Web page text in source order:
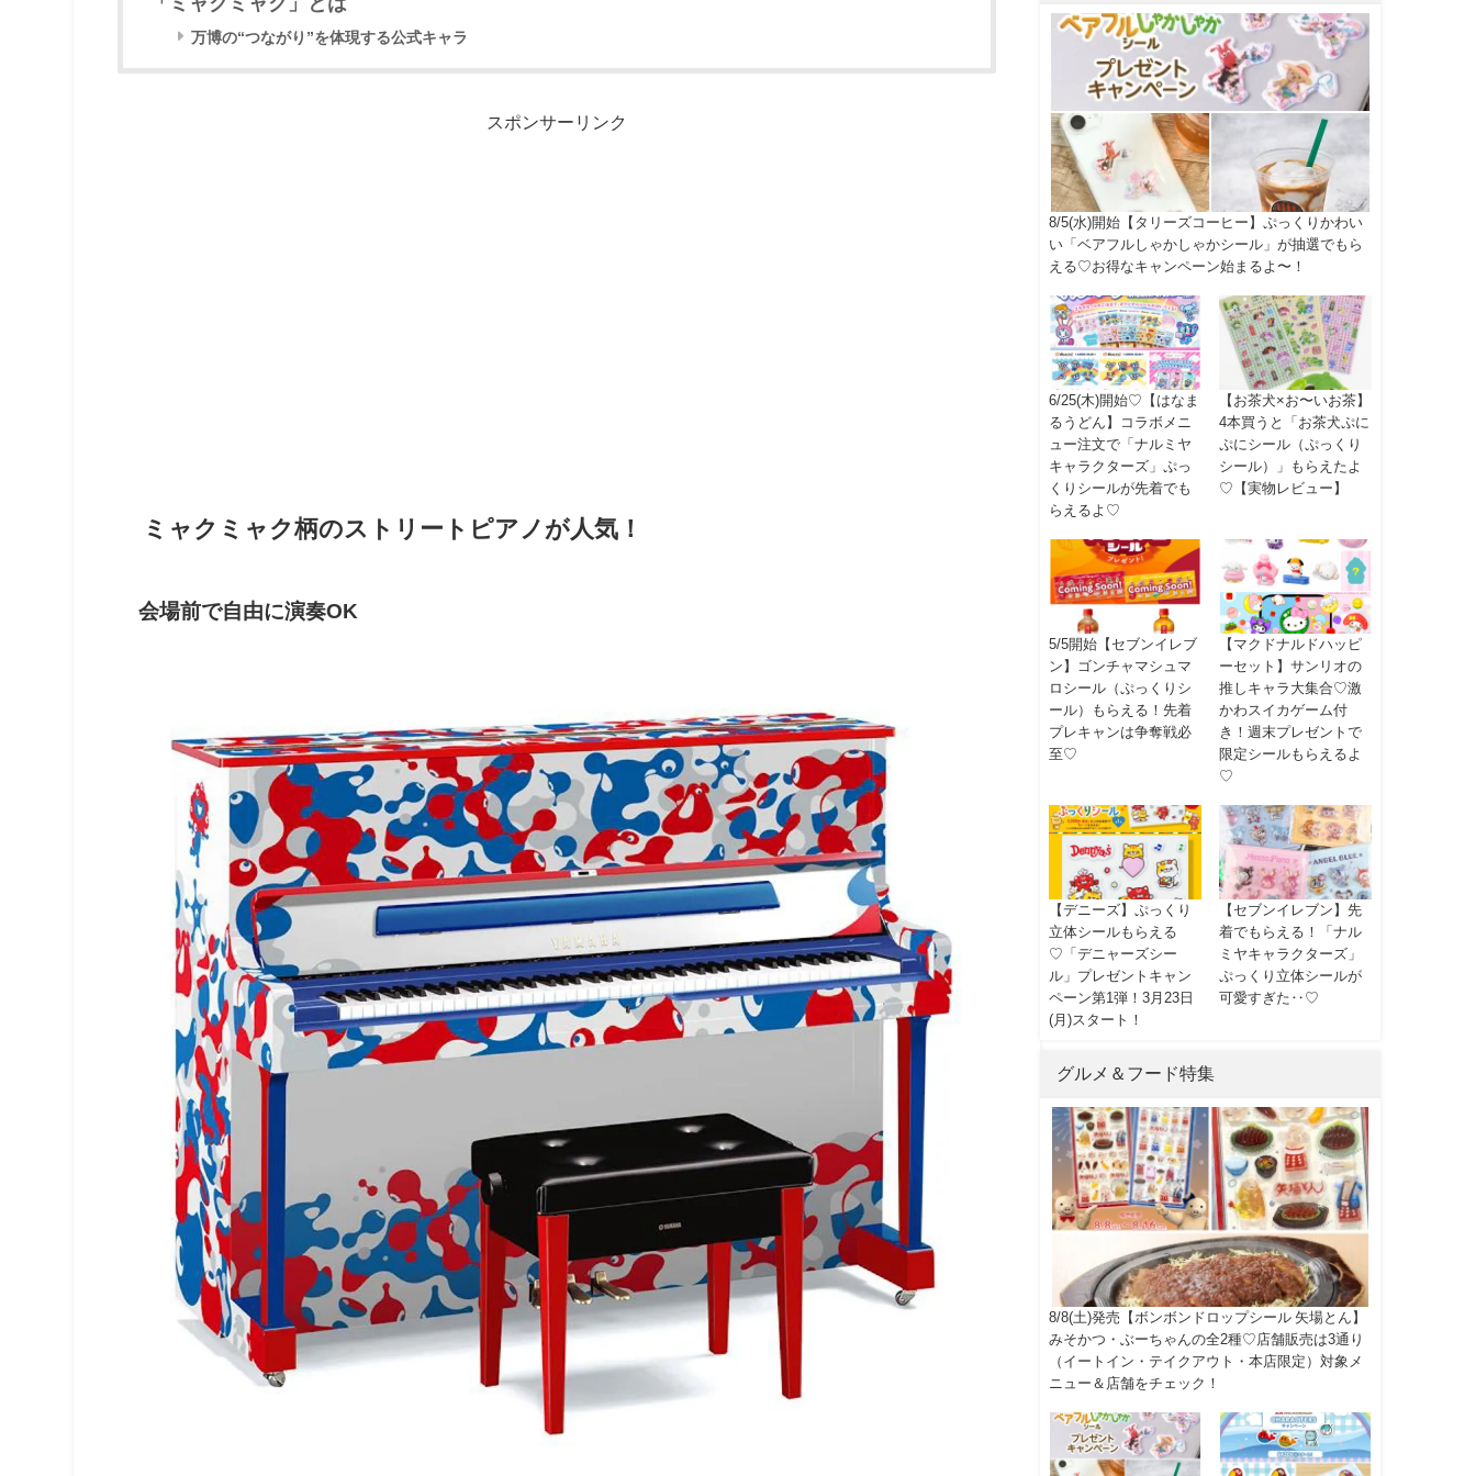
万博の“つながり”を体現する公式キャラ
スポンサーリンク
ミャクミャク柄のストリートピアノが人気！
会場前で自由に演奏OK
8/5(水)開始【タリーズコーヒー】ぷっくりかわい
い「ベアフルしゃかしゃかシール」が抽選でもら
える♡お得なキャンペーン始まるよ〜！
6/25(木)開始♡【はなま
るうどん】コラボメニ
ュー注文で「ナルミヤ
キャラクターズ」ぷっ
くりシールが先着でも
らえるよ♡
【お茶犬×お〜いお茶】
4本買うと「お茶犬ぷに
ぷにシール（ぷっくり
シール）」もらえたよ
♡【実物レビュー】
5/5開始【セブンイレブ
ン】ゴンチャマシュマ
ロシール（ぷっくりシ
ール）もらえる！先着
プレキャンは争奪戦必
至♡
【マクドナルドハッピ
ーセット】サンリオの
推しキャラ大集合♡激
かわスイカゲーム付
き！週末プレゼントで
限定シールもらえるよ
♡
【デニーズ】ぷっくり
立体シールもらえる
♡「デニャーズシー
ル」プレゼントキャン
ペーン第1弾！3月23日
(月)スタート！
【セブンイレブン】先
着でもらえる！「ナル
ミヤキャラクターズ」
ぷっくり立体シールが
可愛すぎた‥♡
グルメ＆フード特集
8/8(土)発売【ボンボンドロップシール 矢場とん】
みそかつ・ぶーちゃんの全2種♡店舗販売は3通り
（イートイン・テイクアウト・本店限定）対象メ
ニュー＆店舗をチェック！